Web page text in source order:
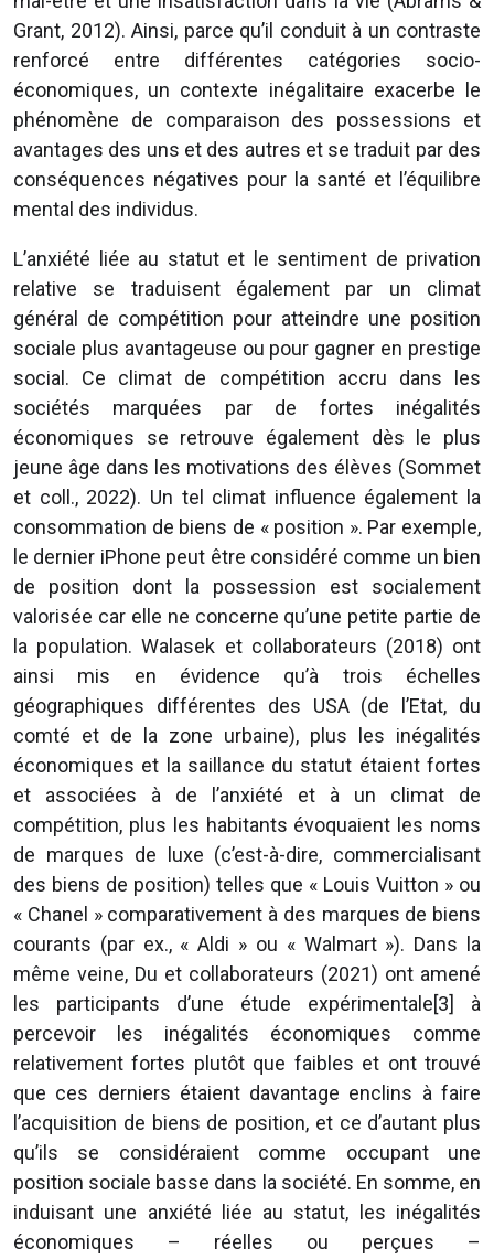
Grant, 2012). Ainsi, parce qu’il conduit à un contraste
renforcé entre différentes catégories socio-
économiques, un contexte inégalitaire exacerbe le
phénomène de comparaison des possessions et
avantages des uns et des autres et se traduit par des
conséquences négatives pour la santé et l’équilibre
mental des individus.
L’anxiété liée au statut et le sentiment de privation
relative se traduisent également par un climat
général de compétition pour atteindre une position
sociale plus avantageuse ou pour gagner en prestige
social. Ce climat de compétition accru dans les
sociétés marquées par de fortes inégalités
économiques se retrouve également dès le plus
jeune âge dans les motivations des élèves (Sommet
et coll., 2022). Un tel climat influence également la
consommation de biens de « position ». Par exemple,
le dernier iPhone peut être considéré comme un bien
de position dont la possession est socialement
valorisée car elle ne concerne qu’une petite partie de
la population. Walasek et collaborateurs (2018) ont
ainsi mis en évidence qu’à trois échelles
géographiques différentes des USA (de l’Etat, du
comté et de la zone urbaine), plus les inégalités
économiques et la saillance du statut étaient fortes
et associées à de l’anxiété et à un climat de
compétition, plus les habitants évoquaient les noms
de marques de luxe (c’est-à-dire, commercialisant
des biens de position) telles que « Louis Vuitton » ou
« Chanel » comparativement à des marques de biens
courants (par ex., « Aldi » ou « Walmart »). Dans la
même veine, Du et collaborateurs (2021) ont amené
les participants d’une étude expérimentale[3] à
percevoir les inégalités économiques comme
relativement fortes plutôt que faibles et ont trouvé
que ces derniers étaient davantage enclins à faire
l’acquisition de biens de position, et ce d’autant plus
qu’ils se considéraient comme occupant une
position sociale basse dans la société. En somme, en
induisant une anxiété liée au statut, les inégalités
économiques – réelles ou perçues –